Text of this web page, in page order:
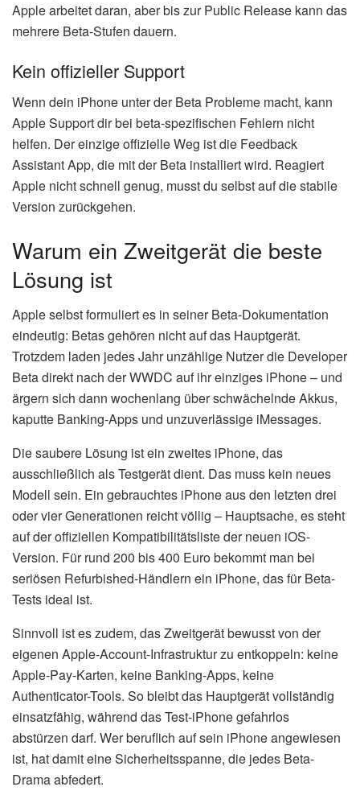
Apple arbeitet daran, aber bis zur Public Release kann das
mehrere Beta-Stufen dauern.
Kein offizieller Support
Wenn dein iPhone unter der Beta Probleme macht, kann
Apple Support dir bei beta-spezifischen Fehlern nicht
helfen. Der einzige offizielle Weg ist die Feedback
Assistant App, die mit der Beta installiert wird. Reagiert
Apple nicht schnell genug, musst du selbst auf die stabile
Version zurückgehen.
Warum ein Zweitgerät die beste
Lösung ist
Apple selbst formuliert es in seiner Beta-Dokumentation
eindeutig: Betas gehören nicht auf das Hauptgerät.
Trotzdem laden jedes Jahr unzählige Nutzer die Developer
Beta direkt nach der WWDC auf ihr einziges iPhone – und
ärgern sich dann wochenlang über schwächelnde Akkus,
kaputte Banking-Apps und unzuverlässige iMessages.
Die saubere Lösung ist ein zweites iPhone, das
ausschließlich als Testgerät dient. Das muss kein neues
Modell sein. Ein gebrauchtes iPhone aus den letzten drei
oder vier Generationen reicht völlig – Hauptsache, es steht
auf der offiziellen Kompatibilitätsliste der neuen iOS-
Version. Für rund 200 bis 400 Euro bekommt man bei
seriösen Refurbished-Händlern ein iPhone, das für Beta-
Tests ideal ist.
Sinnvoll ist es zudem, das Zweitgerät bewusst von der
eigenen Apple-Account-Infrastruktur zu entkoppeln: keine
Apple-Pay-Karten, keine Banking-Apps, keine
Authenticator-Tools. So bleibt das Hauptgerät vollständig
einsatzfähig, während das Test-iPhone gefahrlos
abstürzen darf. Wer beruflich auf sein iPhone angewiesen
ist, hat damit eine Sicherheitsspanne, die jedes Beta-
Drama abfedert.